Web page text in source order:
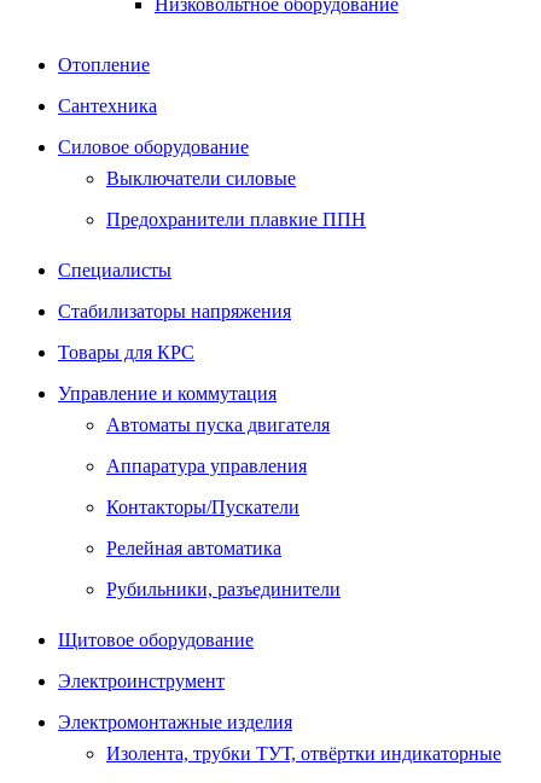
Низковольтное оборудование
Отопление
Сантехника
Силовое оборудование
Выключатели силовые
Предохранители плавкие ППН
Специалисты
Стабилизаторы напряжения
Товары для КРС
Управление и коммутация
Автоматы пуска двигателя
Аппаратура управления
Контакторы/Пускатели
Релейная автоматика
Рубильники, разъединители
Щитовое оборудование
Электроинструмент
Электромонтажные изделия
Изолента, трубки ТУТ, отвёртки индикаторные